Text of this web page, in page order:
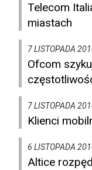
Telecom
miastach
7 LISTOPADA
Ofcom
7 LISTOPADA
Klienci
6 LISTOPADA
Altice